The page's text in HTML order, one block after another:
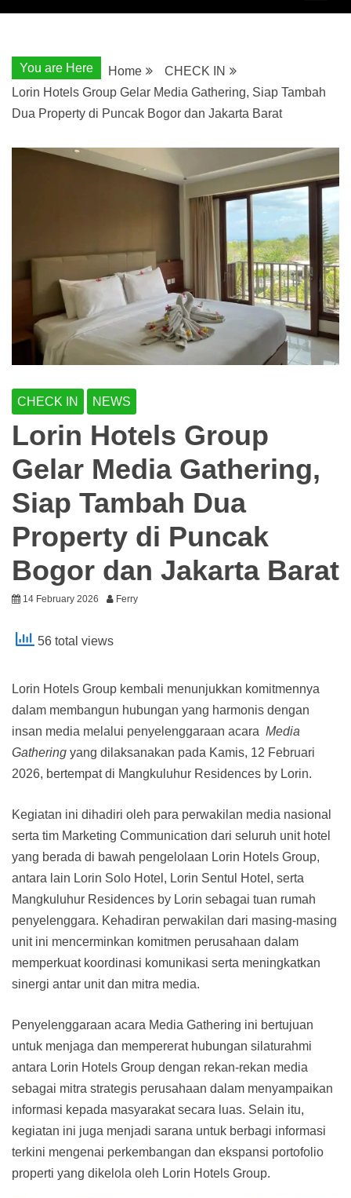
You are Here Home
CHECK IN
Lorin Hotels Group Gelar Media Gathering, Siap Tambah
Dua Property di Puncak Bogor dan Jakarta Barat
CHECK IN NEWS
Lorin Hotels Group
Gelar Media Gathering,
Siap Tambah Dua
Property di Puncak
Bogor dan Jakarta Barat
14 February 2026 Ferry
56 total views
Lorin Hotels Group kembali menunjukkan komitmennya
dalam membangun hubungan yang harmonis dengan
insan media melalui penyelenggaraan acara Media
Gathering yang dilaksanakan pada Kamis, 12 Februari
2026, bertempat di Mangkuluhur Residences by Lorin.
Kegiatan ini dihadiri oleh para perwakilan media nasional
serta tim Marketing Communication dari seluruh unit hotel
yang berada di bawah pengelolaan Lorin Hotels Group,
antara lain Lorin Solo Hotel, Lorin Sentul Hotel, serta
Mangkuluhur Residences by Lorin sebagai tuan rumah
penyelenggara. Kehadiran perwakilan dari masing-masing
unit ini mencerminkan komitmen perusahaan dalam
memperkuat koordinasi komunikasi serta meningkatkan
sinergi antar unit dan mitra media.
Penyelenggaraan acara Media Gathering ini bertujuan
untuk menjaga dan mempererat hubungan silaturahmi
antara Lorin Hotels Group dengan rekan-rekan media
sebagai mitra strategis perusahaan dalam menyampaikan
informasi kepada masyarakat secara luas. Selain itu,
kegiatan ini juga menjadi sarana untuk berbagi informasi
terkini mengenai perkembangan dan ekspansi portofolio
properti yang dikelola oleh Lorin Hotels Group.